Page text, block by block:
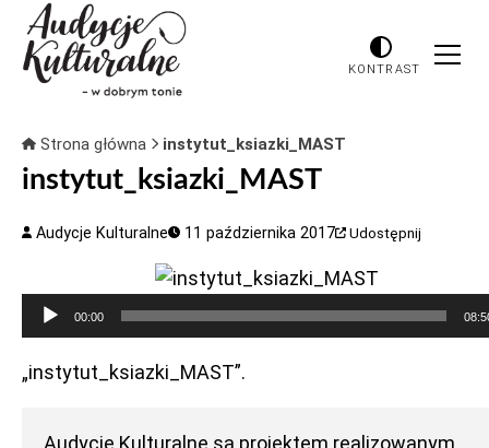
KONTRAST
Strona główna instytut_ksiazki_MAST
instytut_ksiazki_MAST
Audycje Kulturalne 11 października 2017 Udostępnij
Odtwarzacz
plików
dźwiękowych
00:00
„instytut_ksiazki_MAST”.
Audycje Kulturalne są projektem realizowanym